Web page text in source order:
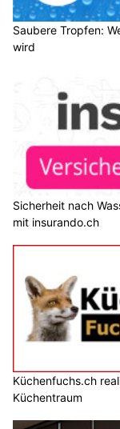
Saubere Tropfen:
wird
Sicherheit nach
mit insurando.ch
Küchenfuchs.ch
Küchentraum